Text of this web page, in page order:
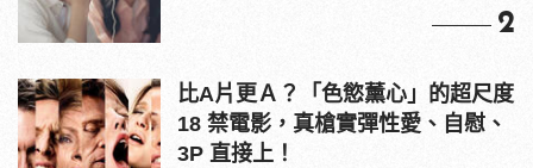
2
比A片更Ａ？「色慾薰心」的超尺度
18 禁電影，真槍實彈性愛、自慰、
3P 直接上！